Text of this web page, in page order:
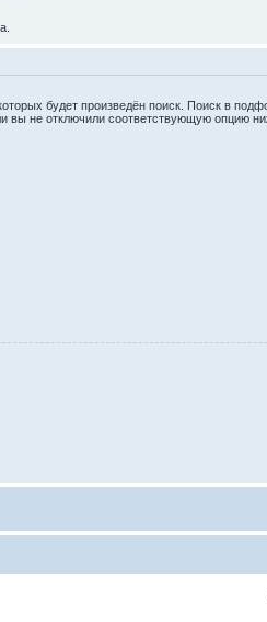
будет произведён поиск. Поиск в
вы не отключили соответствующую опцию